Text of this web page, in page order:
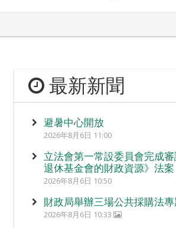
最新新聞
避暑中心開放
2026年8月6日 11:00
立法會第一常設委員會完成
退休基金會的財政資源》法案
2026年8月6日 10:50
財政局舉辦三場公共採購法
2026年8月6日 10:33